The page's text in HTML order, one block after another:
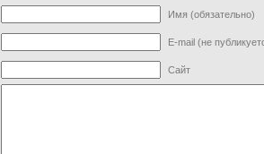
Имя (обязательно)
E-mail (не
Сайт